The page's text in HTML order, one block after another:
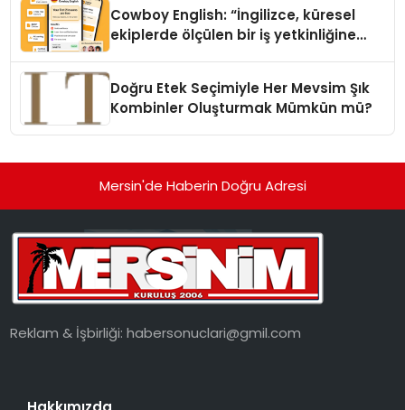
Cowboy English: “İngilizce, küresel
ekiplerde ölçülen bir iş yetkinliğine
Doğru Etek Seçimiyle Her Mevsim Şık
Kombinler Oluşturmak Mümkün mü?
Mersin'de Haberin Doğru Adresi
Reklam & İşbirliği:habersonuclari@gmil.com